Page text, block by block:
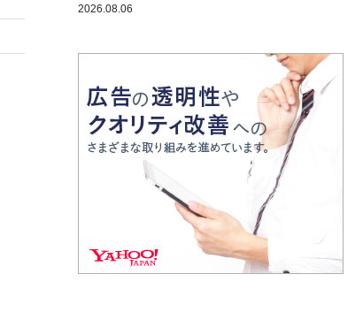
2026.08.06